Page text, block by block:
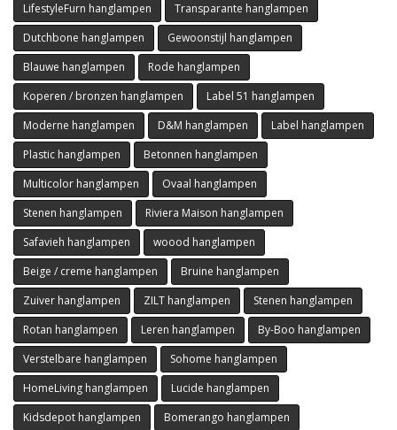
LifestyleFurn hanglampen
Transparante hanglampen
Dutchbone hanglampen
Gewoonstijl hanglampen
Blauwe hanglampen
Rode hanglampen
Koperen / bronzen hanglampen
Label 51 hanglampen
Moderne hanglampen
D&M hanglampen
Label hanglampen
Plastic hanglampen
Betonnen hanglampen
Multicolor hanglampen
Ovaal hanglampen
Stenen hanglampen
Riviera Maison hanglampen
Safavieh hanglampen
woood hanglampen
Beige / creme hanglampen
Bruine hanglampen
Zuiver hanglampen
ZILT hanglampen
Stenen hanglampen
Rotan hanglampen
Leren hanglampen
By-Boo hanglampen
Verstelbare hanglampen
Sohome hanglampen
HomeLiving hanglampen
Lucide hanglampen
Kidsdepot hanglampen
Bomerango hanglampen